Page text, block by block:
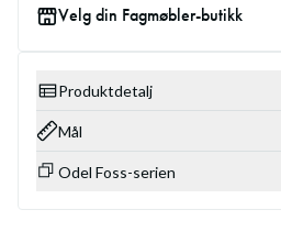
Velg din Fagmøbler-butikk
Produktdetalj
Mål
Odel Foss-serien